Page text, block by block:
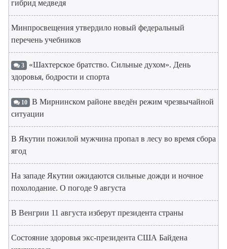
гибрид медведя
Минпросвещения утвердило новый федеральный
перечень учебников
3 «Шахтерское братство. Сильные духом». День
здоровья, бодрости и спорта
10 В Мирнинском районе введён режим чрезвычайной
ситуации
В Якутии пожилой мужчина пропал в лесу во время сбора
ягод
На западе Якутии ожидаются сильные дожди и ночное
похолодание. О погоде 9 августа
В Венгрии 11 августа изберут президента страны
Состояние здоровья экс-президента США Байдена